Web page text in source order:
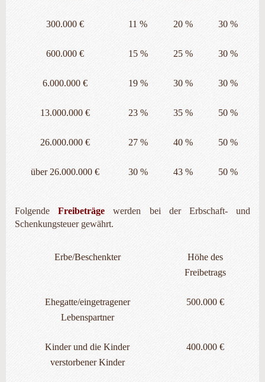
300.000 € 11 % 20 % 30 %
600.000 € 15 % 25 % 30 %
6.000.000 € 19 % 30 % 30 %
13.000.000 € 23 % 35 % 50 %
26.000.000 € 27 % 40 % 50 %
über 26.000.000 € 30 % 43 % 50 %
FolgendeFreibeträge werden bei der Erbschaft- und
Schenkungsteuer gewährt.
Erbe/Beschenkter
Höhe des
Freibetrags
Ehegatte/eingetragener
Lebenspartner
500.000 €
Kinder und die Kinder
verstorbener Kinder
400.000 €